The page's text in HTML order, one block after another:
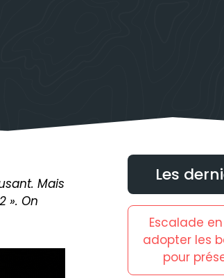
Mais
». On
Les
Escalade
adopter les
pour